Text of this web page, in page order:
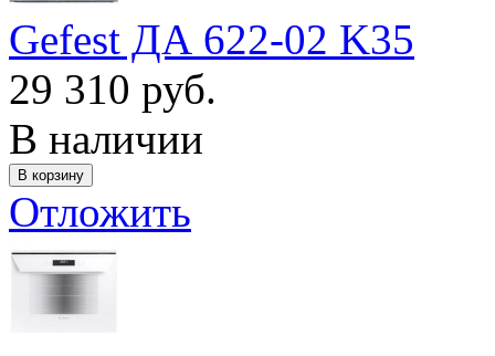
Gefest ДА 622-02 K35
29 310 руб.
В наличии
Отложить